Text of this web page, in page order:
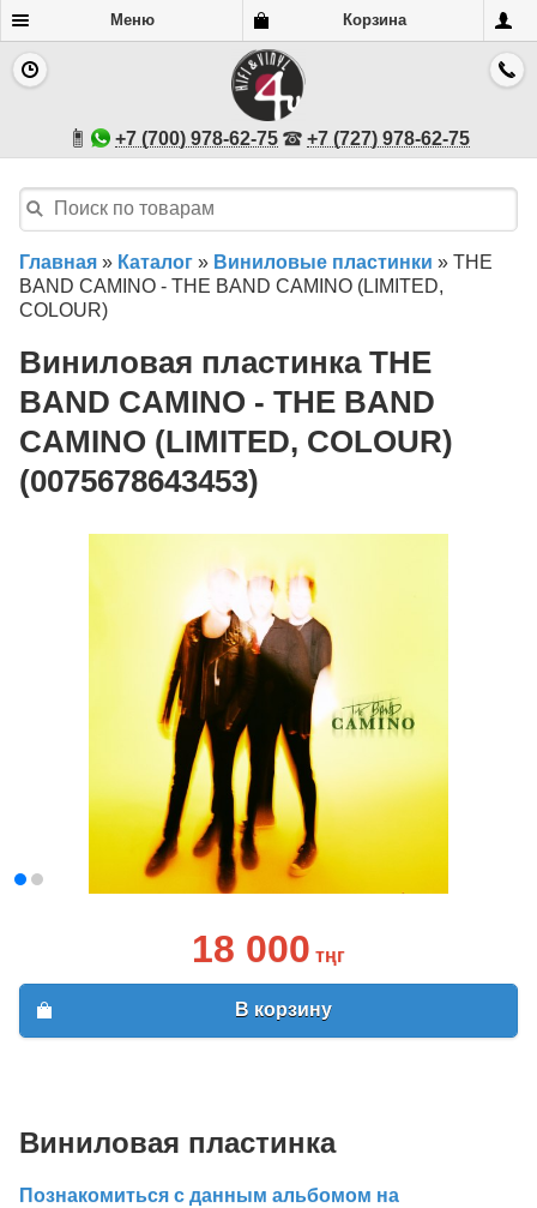
Меню Корзина
+7 (700) 978-62-75 +7 (727) 978-62-75
Главная » Каталог » Виниловые пластинки » THE
BAND CAMINO - THE BAND CAMINO (LIMITED,
COLOUR)
Виниловая пластинка THE
BAND CAMINO - THE BAND
CAMINO (LIMITED, COLOUR)
(0075678643453)
18 000 тңг
В корзину
Виниловая пластинка
Познакомиться с данным альбомом на